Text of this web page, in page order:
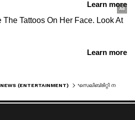
NEWS (ENTERTAINMENT) 'സെലിബ്രിറ്റി നർത്തകരെ പല നർത്തകർക്കും പൊതുവേ പരമ പുച്ഛമാണ്..'; കുറിപ്പ് പങ്കുവച്ച് രചന നാരായണൻകുട്ടി